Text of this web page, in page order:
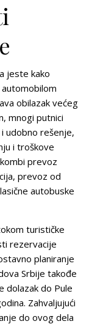
jeste kako
obilazak većeg
mnogi putnici
udobno rešenje,
i troškove
prevoz
prevoz od
autobuske
turističke
rezervacije
planiranje
Srbije takođe
dolazak do Pule
Zahvaljujući
do ovog dela